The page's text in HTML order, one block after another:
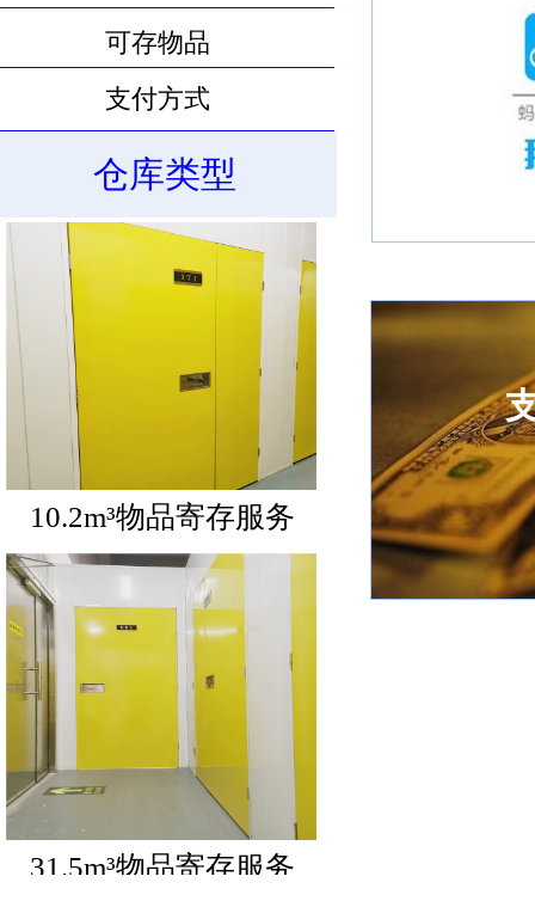
可存物品
支付方式
仓库类型
10.6m³物品寄存服务
10.2m³物品寄存服务